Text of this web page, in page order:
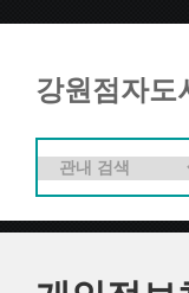
강원점자도